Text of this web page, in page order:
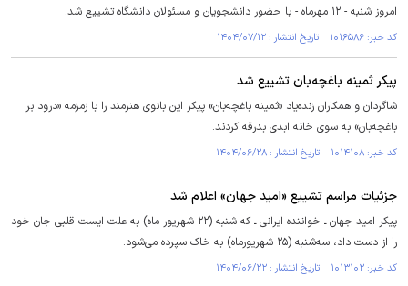
امروز شنبه - ۱۲ مهرماه - با حضور دانشجویان و مسئولان دانشگاه تشییع شد.
کد خبر: ۱۰۱۶۵۸۶ تاریخ انتشار : ۱۴۰۴/۰۷/۱۲
پیکر ثمینه‌ باغچه‌بان تشییع شد
شاگردان و همکاران زنده‌یاد «ثمینه‌ باغچه‌بان» پیکر این بانوی هنرمند را با زمزمه «درود بر
باغچه‌بان» به سوی خانه ابدی بدرقه کردند.
کد خبر: ۱۰۱۴۱۰۸ تاریخ انتشار : ۱۴۰۴/۰۶/۲۸
جزئیات مراسم تشییع «امید جهان» اعلام شد
پیکر امید جهان ـ خواننده ایرانی ـ که شنبه (۲۲ شهریور ماه) به علت ایست قلبی جان خود
را از دست داد، سه‌شنبه (۲۵ شهریورماه) به خاک سپرده می‌شود.
کد خبر: ۱۰۱۳۱۰۲ تاریخ انتشار : ۱۴۰۴/۰۶/۲۲